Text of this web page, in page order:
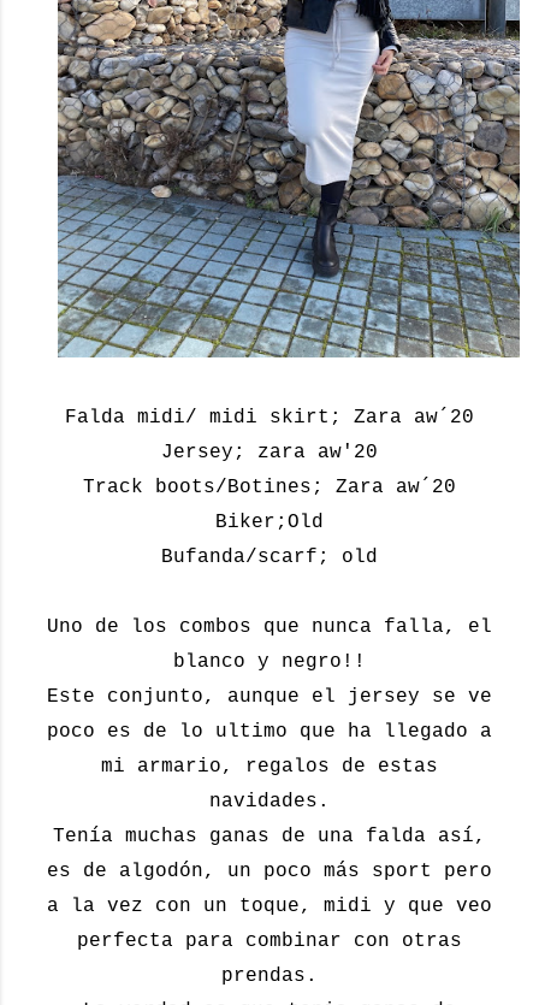
Falda midi/ midi skirt; Zara aw´20
Jersey; zara aw'20
Track boots/Botines; Zara aw´20
Biker;Old
Bufanda/scarf; old
Uno de los combos que nunca falla, el
blanco y negro!!
Este conjunto, aunque el jersey se ve
poco es de lo ultimo que ha llegado a
mi armario, regalos de estas
navidades.
Tenía muchas ganas de una falda así,
es de algodón, un poco más sport pero
a la vez con un toque, midi y que veo
perfecta para combinar con otras
prendas.